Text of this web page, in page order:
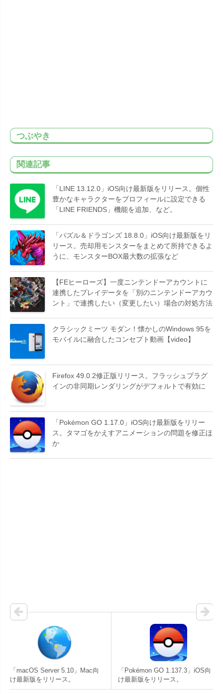
つぶやき
関連記事
「LINE 13.12.0」iOS向け最新版をリリース。個性
豊かなキャラクターをプロフィールに設定できる
「LINE FRIENDS」機能を追加、など。
「パズル＆ドラゴンズ 18.8.0」iOS向け最新版をリ
リース。売却用モンスターをまとめて所持できるよ
うに、モンスターBOX最大数の拡張など
【FEヒーローズ】一度ニンテンドーアカウントに
連携したプレイデータを「別のニンテンドーアカウ
ント」で連携したい（変更したい）場合の対処方法
クラシックミーツ モダン！懐かしのWindows 95を
モバイルに融合したコンセプト動画【video】
Firefox 49.0.2修正版リリース。フラッシュプラグ
インの非同期レンダリングがデフォルトで有効に
「Pokémon GO 1.17.0」iOS向け最新版をリリー
ス。タマゴをかえすアニメーションの問題を修正ほ
か
「macOS Server 5.10」Mac向
け最新版をリリース。
「Pokémon GO 1.137.3」iOS向
け最新版をリリース。